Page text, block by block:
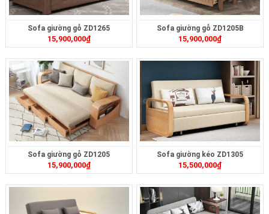
Sofa giường gỗ ZD1265
15,900,000₫
Sofa giường gỗ ZD1205B
15,900,000₫
Sofa giường gỗ ZD1205
15,900,000₫
Sofa giường kéo ZD1305
15,500,000₫